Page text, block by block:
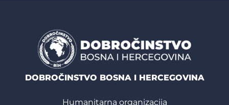
DOBROČINSTVO BOSNA I HERCEGOVINA
Humanitarna organizacija